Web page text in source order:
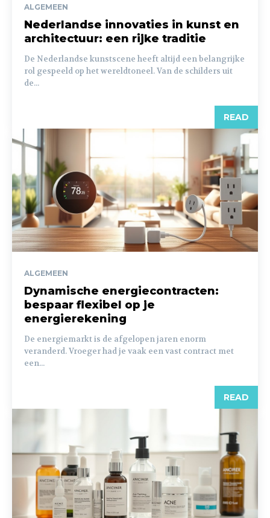
ALGEMEEN
Nederlandse innovaties in kunst en
architectuur: een rijke traditie
De Nederlandse kunstscene heeft altijd een belangrijke
rol gespeeld op het wereldtoneel. Van de schilders uit
de...
READ
ALGEMEEN
Dynamische energiecontracten:
bespaar flexibel op je
energierekening
De energiemarkt is de afgelopen jaren enorm
veranderd. Vroeger had je vaak een vast contract met
een...
READ